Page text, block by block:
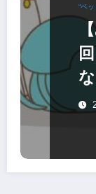
“ペ